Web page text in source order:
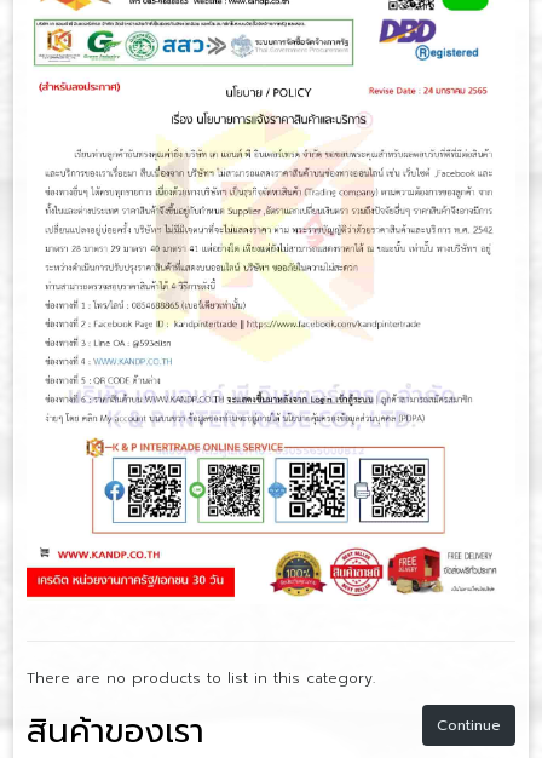
There are no products to list in this category.
Continue
สินค้าของเรา